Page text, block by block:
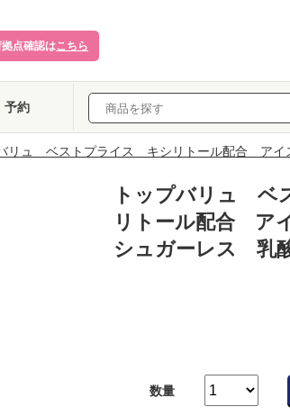
点確認はこちら
予約
リュ ベストプライス キシリトール配合 ア
トップバリュ ベ
リトール配合 ア
シュガーレス 乳
数量